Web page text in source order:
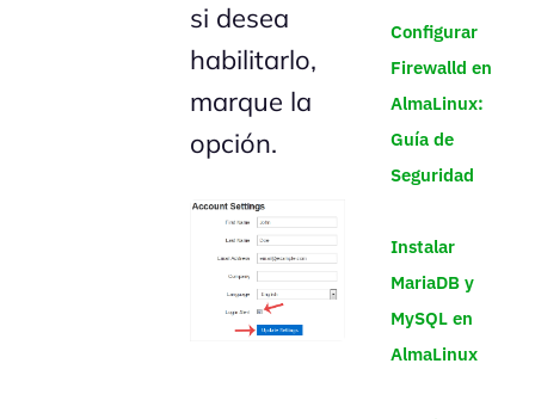
si desea
habilitarlo,
marque la
opción.
Configurar
Firewalld en
AlmaLinux:
Guía de
Seguridad
Instalar
MariaDB y
MySQL en
AlmaLinux